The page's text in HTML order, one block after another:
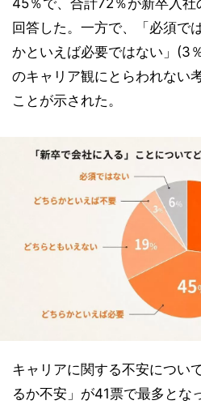
45％で、合計72％が新卒入社
回答した。一方で、「必須で
かといえば必要ではない」(3
のキャリア観にとらわれない
ことが示された。
キャリアに関する不安につい
るか不安」が41票で最多とな